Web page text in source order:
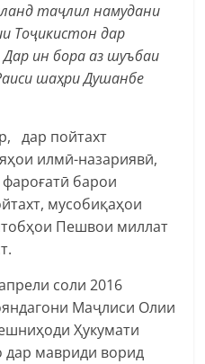
таҷлил намудани
Тоҷикистон дар
ин бора аз шуъбаи
шаҳри Душанбе
дар пойтахт
илмӣ-назариявӣ,
барои
мусобиқаҳои
Пешвои миллат
соли 2016
Маҷлиси Олии
Ҳукумати
дар мавриди ворид